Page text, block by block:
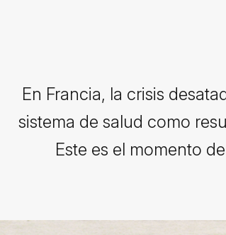
En Francia, la crisis
sistema de salud como
Este es el momento